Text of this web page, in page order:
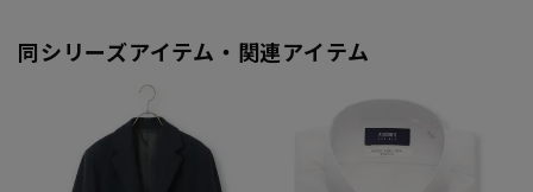
同シリーズアイテム・関連アイテム